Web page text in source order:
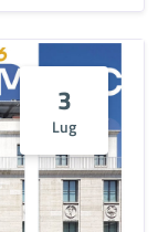
3
Lug